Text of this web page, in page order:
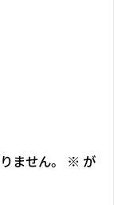
ません。 ※ が